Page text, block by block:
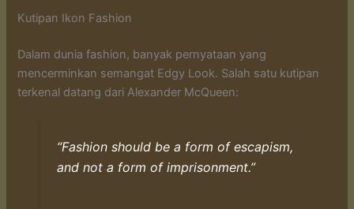
Kutipan Ikon Fashion
Dalam dunia fashion, banyak pernyataan yang
mencerminkan semangat Edgy Look. Salah satu kutipan
terkenal datang dari Alexander McQueen:
“Fashion should be a form of escapism,
and not a form of imprisonment.”